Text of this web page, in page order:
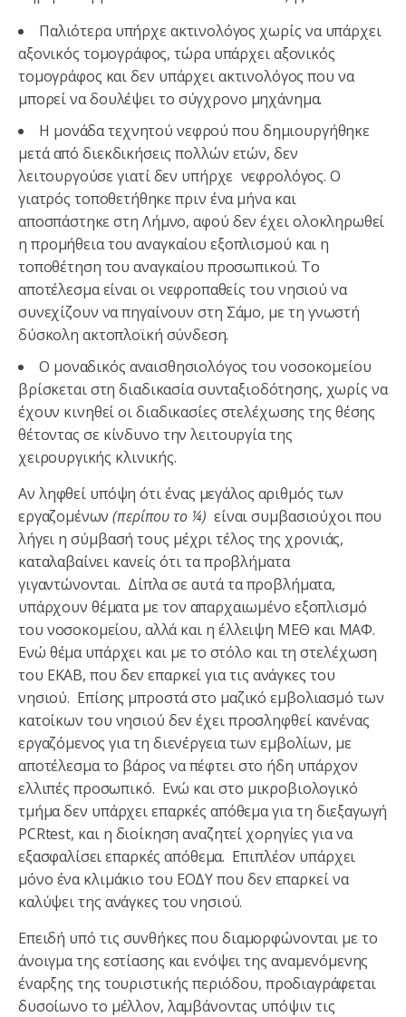
Παλιότερα υπήρχε ακτινολόγος χωρίς να υπάρχει
αξονικός τομογράφος, τώρα υπάρχει αξονικός
τομογράφος και δεν υπάρχει ακτινολόγος που να
μπορεί να δουλέψει το σύγχρονο μηχάνημα.
Η μονάδα τεχνητού νεφρού που δημιουργήθηκε
μετά από διεκδικήσεις πολλών ετών, δεν
λειτουργούσε γιατί δεν υπήρχε νεφρολόγος. Ο
γιατρός τοποθετήθηκε πριν ένα μήνα και
αποσπάστηκε στη Λήμνο, αφού δεν έχει ολοκληρωθεί
η προμήθεια του αναγκαίου εξοπλισμού και η
τοποθέτηση του αναγκαίου προσωπικού. Το
αποτέλεσμα είναι οι νεφροπαθείς του νησιού να
συνεχίζουν να πηγαίνουν στη Σάμο, με τη γνωστή
δύσκολη ακτοπλοϊκή σύνδεση.
Ο μοναδικός αναισθησιολόγος του νοσοκομείου
βρίσκεται στη διαδικασία συνταξιοδότησης, χωρίς να
έχουν κινηθεί οι διαδικασίες στελέχωσης της θέσης
θέτοντας σε κίνδυνο την λειτουργία της
χειρουργικής κλινικής.
Αν ληφθεί υπόψη ότι ένας μεγάλος αριθμός των
εργαζομένων(περίπου το ¼) είναι συμβασιούχοι που
λήγει η σύμβασή τους μέχρι τέλος της χρονιάς,
καταλαβαίνει κανείς ότι τα προβλήματα
γιγαντώνονται. Δίπλα σε αυτά τα προβλήματα,
υπάρχουν θέματα με τον απαρχαιωμένο εξοπλισμό
του νοσοκομείου, αλλά και η έλλειψη ΜΕΘ και ΜΑΦ.
Ενώ θέμα υπάρχει και με το στόλο και τη στελέχωση
του ΕΚΑΒ, που δεν επαρκεί για τις ανάγκες του
νησιού. Επίσης μπροστά στο μαζικό εμβολιασμό των
κατοίκων του νησιού δεν έχει προσληφθεί κανένας
εργαζόμενος για τη διενέργεια των εμβολίων, με
αποτέλεσμα το βάρος να πέφτει στο ήδη υπάρχον
ελλιπές προσωπικό. Ενώ και στο μικροβιολογικό
τμήμα δεν υπάρχει επαρκές απόθεμα για τη διεξαγωγή
PCRtest, και η διοίκηση αναζητεί χορηγίες για να
εξασφαλίσει επαρκές απόθεμα. Επιπλέον υπάρχει
μόνο ένα κλιμάκιο του ΕΟΔΥ που δεν επαρκεί να
καλύψει της ανάγκες του νησιού.
Επειδή υπό τις συνθήκες που διαμορφώνονται με το
άνοιγμα της εστίασης και ενόψει της αναμενόμενης
έναρξης της τουριστικής περιόδου, προδιαγράφεται
δυσοίωνο το μέλλον, λαμβάνοντας υπόψιν τις